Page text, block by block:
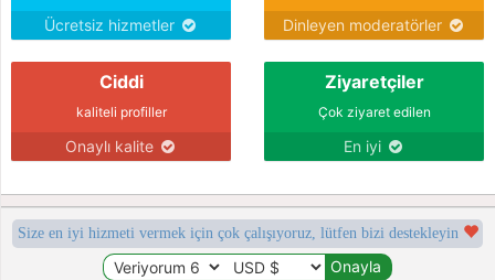
Ücretsiz hizmetler Dinleyen moderatörler
Ciddi
kaliteli profiller
Onaylı kalite
Ziyaretçiler
Çok ziyaret edilen
En iyi
Size en iyi hizmeti vermek için çok çalışıyoruz, lütfen bizi destekleyin